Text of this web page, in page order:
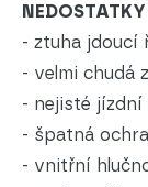
NEDOSTATKY
- ztuha jdoucí
- velmi chudá
- nejisté
- špatná
- vnitřní